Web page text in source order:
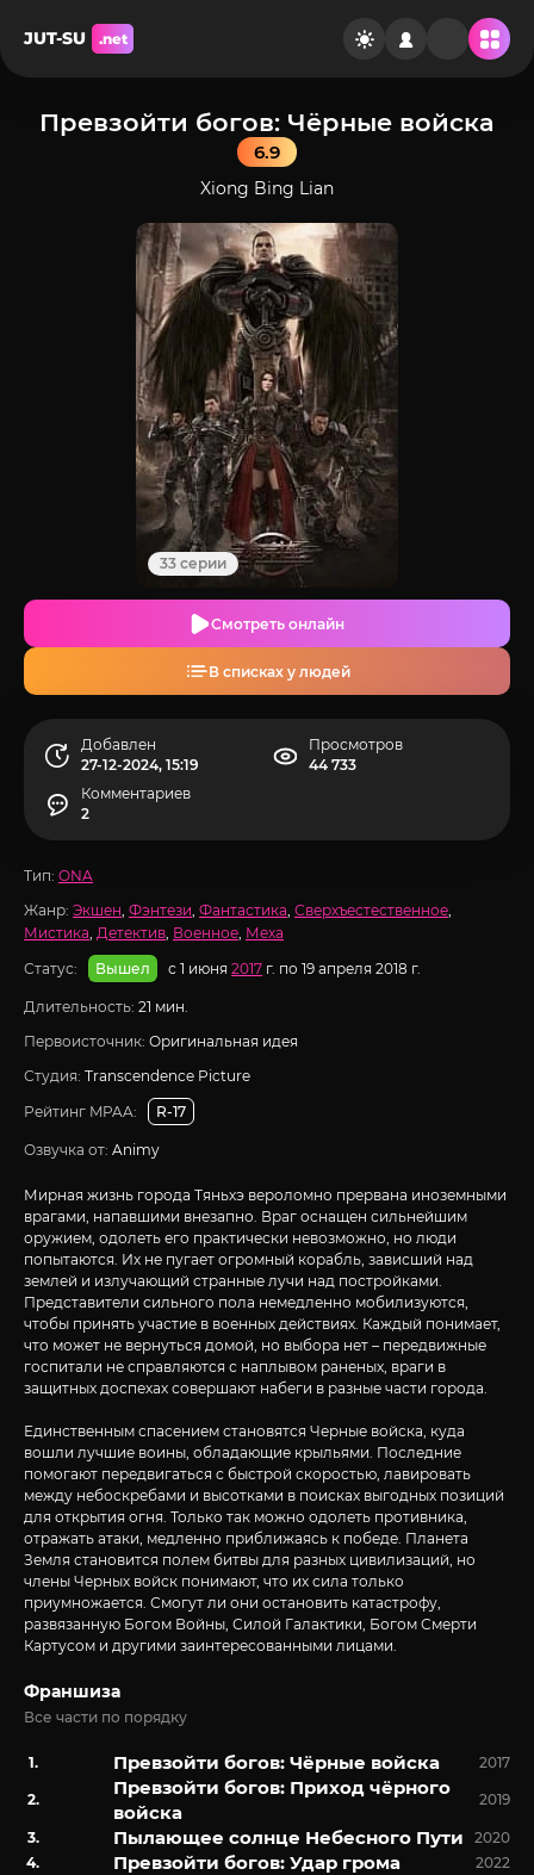
JUT-SU .net
Превзойти богов: Чёрные войска
6.9
Xiong Bing Lian
33 серии
Смотреть онлайн
В списках у людей
Добавлен
27-12-2024, 15:19
Просмотров
44 733
Комментариев
2
Тип: ONA
Жанр: Экшен, Фэнтези, Фантастика, Сверхъестественное,
Мистика, Детектив, Военное, Меха
Статус:
Вышел с 1 июня 2017 г. по 19 апреля 2018 г.
Длительность: 21 мин.
Первоисточник: Оригинальная идея
Студия: Transcendence Picture
Рейтинг MPAA:
R-17
Озвучка от: Animy
Мирная жизнь города Тяньхэ вероломно прервана иноземными
врагами, напавшими внезапно. Враг оснащен сильнейшим
оружием, одолеть его практически невозможно, но люди
попытаются. Их не пугает огромный корабль, зависший над
землей и излучающий странные лучи над постройками.
Представители сильного пола немедленно мобилизуются,
чтобы принять участие в военных действиях. Каждый понимает,
что может не вернуться домой, но выбора нет – передвижные
госпитали не справляются с наплывом раненых, враги в
защитных доспехах совершают набеги в разные части города.
Единственным спасением становятся Черные войска, куда
вошли лучшие воины, обладающие крыльями. Последние
помогают передвигаться с быстрой скоростью, лавировать
между небоскребами и высотками в поисках выгодных позиций
для открытия огня. Только так можно одолеть противника,
отражать атаки, медленно приближаясь к победе. Планета
Земля становится полем битвы для разных цивилизаций, но
члены Черных войск понимают, что их сила только
приумножается. Смогут ли они остановить катастрофу,
развязанную Богом Войны, Силой Галактики, Богом Смерти
Картусом и другими заинтересованными лицами.
Франшиза
Все части по порядку
Превзойти богов: Чёрные войска 2017
Превзойти богов: Приход чёрного
войска
2019
Пылающее солнце Небесного Пути 2020
Превзойти богов: Удар грома 2022